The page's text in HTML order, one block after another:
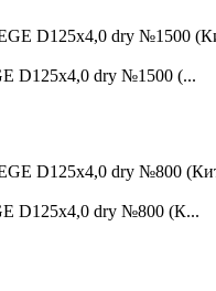
D125x4,0 dry №1500 (...
D125x4,0 dry №800 (К...